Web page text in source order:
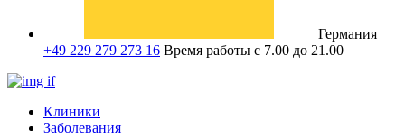
Германия
+49 229 279 273 16 Время работы с 7.00 до 21.00
Клиники
Заболевания